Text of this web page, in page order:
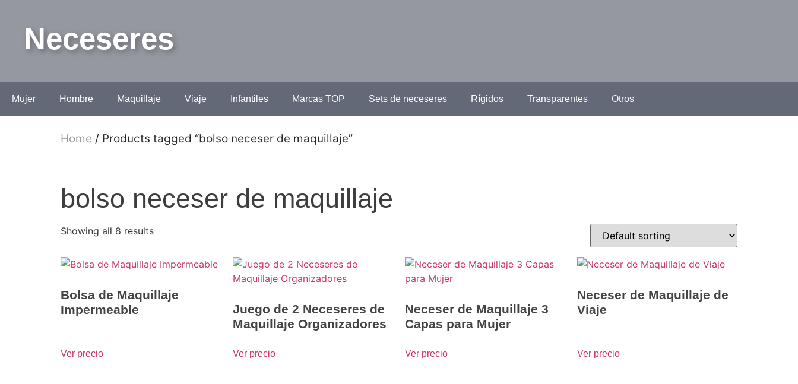
Neceseres
Mujer Hombre Maquillaje Viaje Infantiles Marcas TOP Sets de neceseres Rígidos Transparentes Otros
Home / Products tagged “bolso neceser de maquillaje”
bolso neceser de maquillaje
Showing all 8 results
Bolsa de Maquillaje
Impermeable
Ver precio
Juego de 2 Neceseres de
Maquillaje Organizadores
Ver precio
Neceser de Maquillaje 3
Capas para Mujer
Ver precio
Neceser de Maquillaje de
Viaje
Ver precio